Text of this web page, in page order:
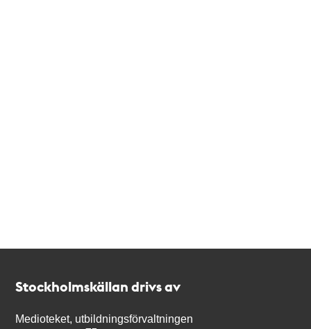
Stockholmskällan drivs av
Medioteket, utbildningsförvaltningen